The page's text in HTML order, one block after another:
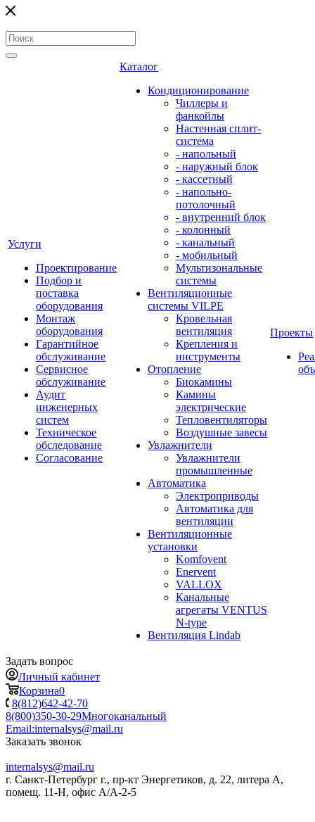
Услуги
Проектирование
Подбор и
поставка
оборудования
Монтаж
оборудования
Гарантийное
обслуживание
Сервисное
обслуживание
Аудит
инженерных
систем
Техническое
обследование
Согласование
Каталог
Кондиционирование
Чиллеры и
фанкойлы
Настенная сплит-
система
- напольный
- наружный блок
- кассетный
- напольно-
потолочный
- внутренний блок
- колонный
- канальный
- мобильный
Мультизональные
системы
Вентиляционные
системы VILPE
Кровельная
вентиляция
Крепления и
инструменты
Отопление
Биокамины
Камины
электрические
Тепловентиляторы
Воздушные завесы
Увлажнители
Увлажнители
промышленные
Автоматика
Электроприводы
Автоматика для
вентиляции
Вентиляционные
установки
Komfovent
Enervent
VALLOX
Канальные
агрегаты VENTUS
N-type
Вентиляция Lindab
Проекты
Задать вопрос
Личный кабинет
Корзина0
8(812)642-42-70
8(800)350-30-29Многоканальный
Email:internalsys@mail.ru
Заказать звонок
internalsys@mail.ru
г. Санкт-Петербург г., пр-кт Энергетиков, д. 22, литера А,
помещ. 11-Н, офис А/А-2-5